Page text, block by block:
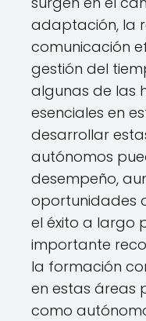
adaptación, la
comunicación
gestión del
algunas de las
esenciales en
desarrollar
autónomos
desempeño,
oportunidades
el éxito a largo
importante
la formación
en estas áreas
como